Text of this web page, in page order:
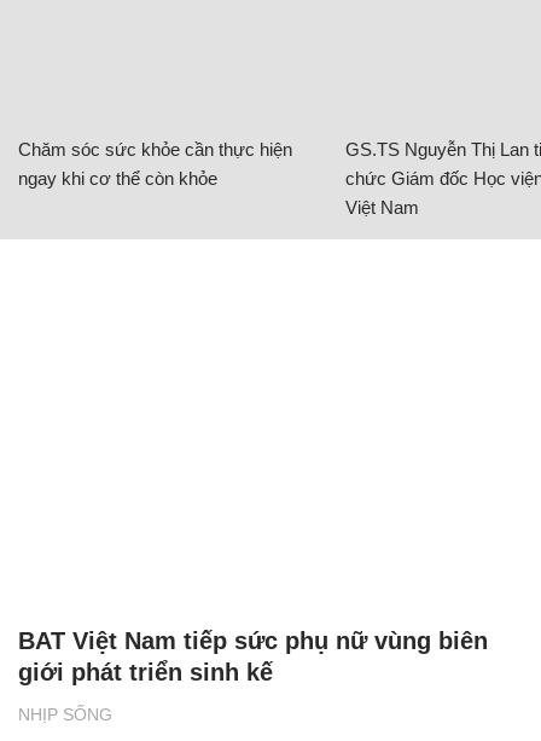
Chăm sóc sức khỏe cần thực hiện
ngay khi cơ thể còn khỏe
GS.TS Nguyễn Thị Lan
chức Giám đốc Học
Việt Nam
NHỊP SỐNG
BAT Việt Nam tiếp sức phụ nữ vùng biên
giới phát triển sinh kế